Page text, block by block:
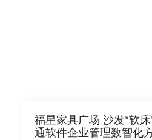
福星家具广场 沙发*软
通软件企业管理数智化